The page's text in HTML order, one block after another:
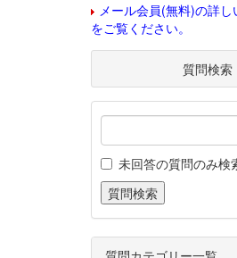
メール会員(無料)の詳し
をご覧ください。
質問検索
未回答の質問のみ検